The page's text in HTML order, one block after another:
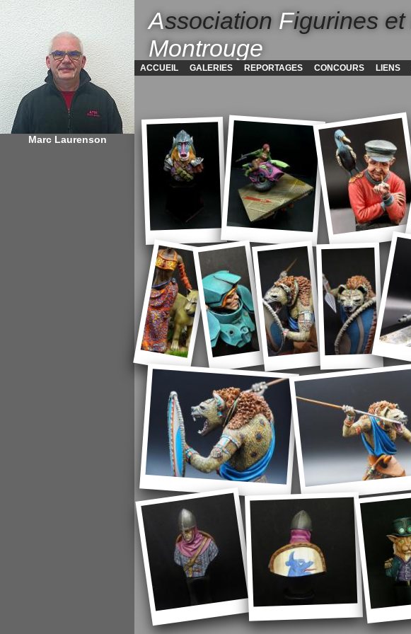
Association Figurines et
Montrouge
ACCUEIL GALERIES REPORTAGES CONCOURS LIENS
Marc Laurenson